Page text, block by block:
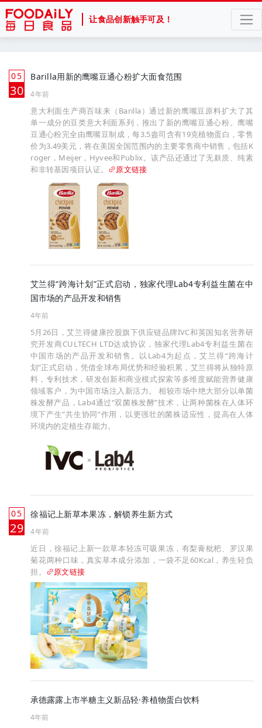
让食品创新触手可及！
05
月
30
Barilla用新的鹰嘴豆通心粉扩大面食范围
4年前
意大利面生产商百味来（Barilla）通过新的鹰嘴豆原料扩大了其
单一成分的豆类意大利面系列，推出了新的鹰嘴豆通心粉。鹰嘴
豆通心粉完全由鹰嘴豆制成，每3.5盎司含有19克植物蛋白，零售
价为3.49美元，将在美国全国范围内的主要零售商中销售，包括K
roger，Meijer，Hyvee和Publix。该产品还通过了无麸质、纯素
和非转基因项目认证。
原文链接
艾兰得“跨海计划”正式启动，独家代理Lab4专利益生菌在中
国市场的产品开发和销售
4年前
5月26日，艾兰得健康控股旗下供应链品牌IVC和英国知名营养研
究开发商CULTECH LTD达成协议，独家代理Lab4专利益生菌在
中国市场的产品开发和销售。以Lab4为起点，艾兰得“跨海计
划”正式启动，凭借全球布局优势和经验积累，艾兰得将从独特原
料，专利技术，研发创新和商业模式探索等多维度赋能营养健康
领域客户，为中国市场注入新活力。 相较市场中绝大部分以单菌
株发酵产品，Lab4通过“双菌株发酵”技术，让两种菌株在人体环
境下产生“共生协同”作用，以更强壮的菌株适应性，提高在人体
环境内的定植生存能力。
05
月
29
徐福记上新草本果冻，解锁养生新方式
4年前
近日，徐福记上新一款草本轻冻可吸果冻，有梨膏枇杷、罗汉果
菊花两种口味，真实草本成分添加，一袋不足60Kcal，养生轻负
担。
原文链接
承德露露上市半糖主义新品轻·养植物蛋白饮料
4年前